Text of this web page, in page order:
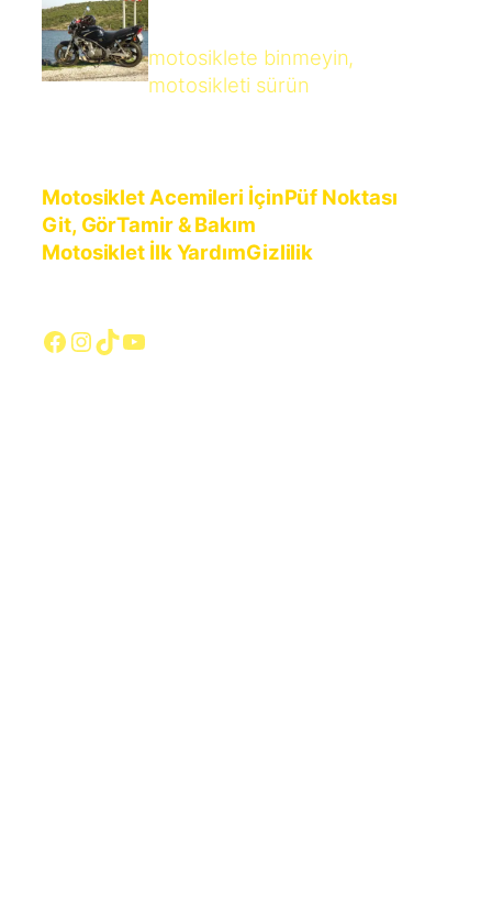
motosiklete binmeyin,
motosikleti sürün
Motosiklet Acemileri İçinPüf Noktası
Git, GörTamir & Bakım
Motosiklet İlk YardımGizlilik
Facebook
Instagram
TikTok
YouTube